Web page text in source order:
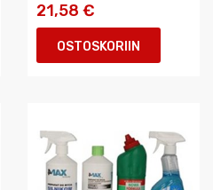
21,58 €
OSTOSKORIIN